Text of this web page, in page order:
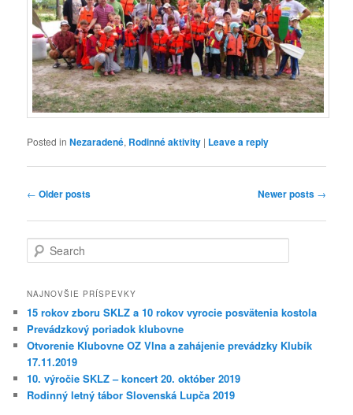
Posted in Nezaradené, Rodinné aktivity | Leave a reply
Post navigation
← Older posts Newer posts →
Search
NAJNOVŠIE PRÍSPEVKY
15 rokov zboru SKLZ a 10 rokov vyrocie posvätenia kostola
Prevádzkový poriadok klubovne
Otvorenie Klubovne OZ Vlna a zahájenie prevádzky Klubík
17.11.2019
10. výročie SKLZ – koncert 20. október 2019
Rodinný letný tábor Slovenská Lupča 2019